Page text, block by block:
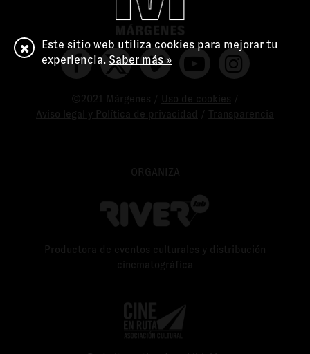
©2021 Márgenes / Uso de cookies
Aviso legal y Política de privacidad
Transparencia
ORGANIZA
Productora de eventos culturales y distribución
cinematográfica
Este sitio web utiliza cookies para mejorar tu
experiencia.Saber más »